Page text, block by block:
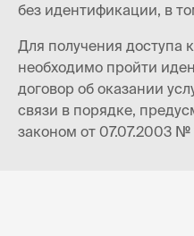
без идентификации, в
Для получения доступа
необходимо пройти
договор об оказании
связи в порядке,
законом от 07.07.2003